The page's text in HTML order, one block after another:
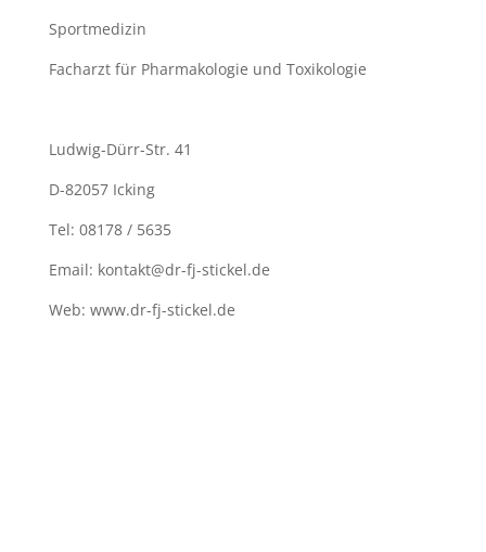
Sportmedizin
Facharzt für Pharmakologie und Toxikologie
Ludwig-Dürr-Str. 41
D-82057 Icking
Tel: 08178 / 5635
Email: kontakt@dr-fj-stickel.de
Web: www.dr-fj-stickel.de